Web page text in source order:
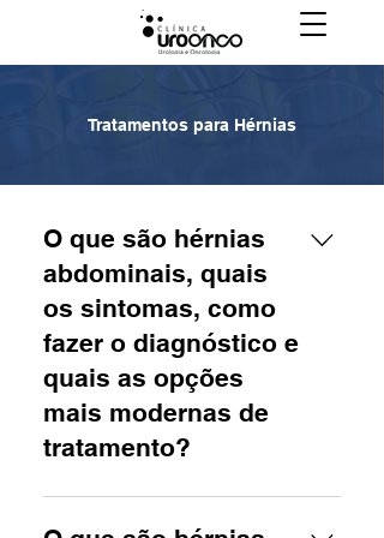
Tratamentos para Hérnias
O que são hérnias
abdominais, quais
os sintomas, como
fazer o diagnóstico e
quais as opções
mais modernas de
tratamento?
Uma hérnia abdominal é uma
condição em que um tecido